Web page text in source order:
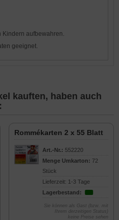
aufbewahren.
geeignet.
kauften, haben auch
Rommékarten 2 x 55 Blatt
Art.-Nr.: 552220
Menge Umkarton: 72
Stück
Lieferzeit: 1-3 Tage
Lagerbestand:
Sie können als Gast (bzw. mit
Ihrem derzeitigen Status)
keine Preise sehen